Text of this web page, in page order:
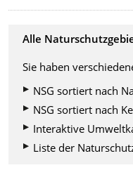
Alle
Sie haben
NSG sortiert nach
NSG sortiert nach
Interaktive
Liste der